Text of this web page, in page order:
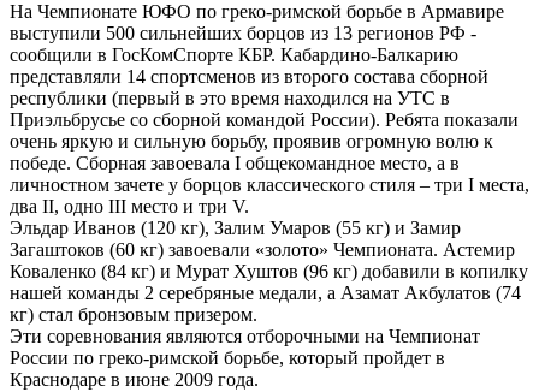
На Чемпионате ЮФО по греко-римской борьбе в Армавире
выступили 500 сильнейших борцов из 13 регионов РФ -
сообщили в ГосКомСпорте КБР. Кабардино-Балкарию
представляли 14 спортсменов из второго состава сборной
республики (первый в это время находился на УТС в
Приэльбрусье со сборной командой России). Ребята показали
очень яркую и сильную борьбу, проявив огромную волю к
победе. Сборная завоевала I общекомандное место, а в
личностном зачете у борцов классического стиля – три I места,
два II, одно III место и три V.
Эльдар Иванов (120 кг), Залим Умаров (55 кг) и Замир
Загаштоков (60 кг) завоевали «золото» Чемпионата. Астемир
Коваленко (84 кг) и Мурат Хуштов (96 кг) добавили в копилку
нашей команды 2 серебряные медали, а Азамат Акбулатов (74
кг) стал бронзовым призером.
Эти соревнования являются отборочными на Чемпионат
России по греко-римской борьбе, который пройдет в
Краснодаре в июне 2009 года.